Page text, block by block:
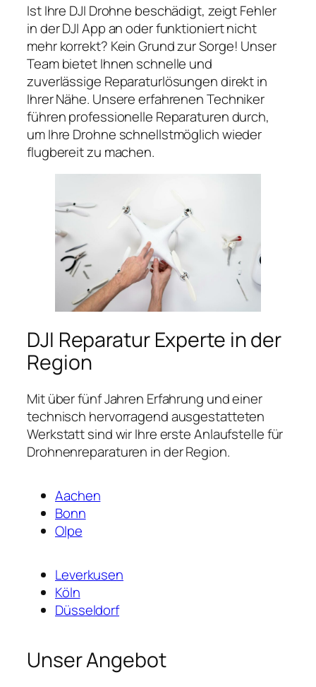
Ist Ihre DJI Drohne beschädigt, zeigt Fehler
in der DJI App an oder funktioniert nicht
mehr korrekt? Kein Grund zur Sorge! Unser
Team bietet Ihnen schnelle und
zuverlässige Reparaturlösungen direkt in
Ihrer Nähe. Unsere erfahrenen Techniker
führen professionelle Reparaturen durch,
um Ihre Drohne schnellstmöglich wieder
flugbereit zu machen.
DJI Reparatur Experte in der
Region
Mit über fünf Jahren Erfahrung und einer
technisch hervorragend ausgestatteten
Werkstatt sind wir Ihre erste Anlaufstelle für
Drohnenreparaturen in der Region.
Aachen
Bonn
Olpe
Leverkusen
Köln
Düsseldorf
Unser Angebot